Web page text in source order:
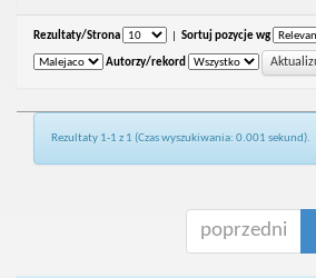
Rezultaty/Strona Sortuj pozycje wg
Autorzy/rekord
Rezultaty 1-1 z 1 (Czas wyszukiwania: 0.001 sekund).
poprzedni